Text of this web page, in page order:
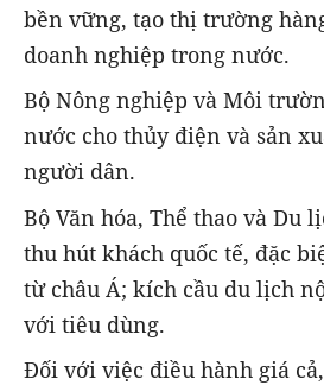
bền vững, tạo thị trường
doanh nghiệp trong nước.
Bộ Nông nghiệp và Môi
nước cho thủy điện và sản
người dân.
Bộ Văn hóa, Thể thao và Du
thu hút khách quốc tế, đặc
từ châu Á; kích cầu du lịch
với tiêu dùng.
Đối với việc điều hành giá